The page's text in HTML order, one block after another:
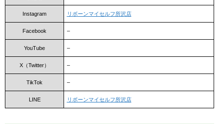
Instagram リボーンマイセルフ所沢店
Facebook –
YouTube –
X（Twitter） –
TikTok –
LINE リボーンマイセルフ所沢店